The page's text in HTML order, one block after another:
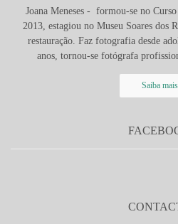
Joana Meneses - formou-se no
2013, estagiou no Museu Soares dos
restauração. Faz fotografia desde
anos, tornou-se fotógrafa
Saiba mais